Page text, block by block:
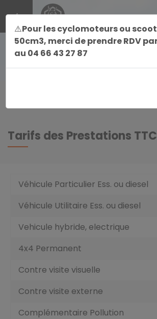
Tarifs des Prestations
Véhicule Particulier Ess. ou diesel
Véhicule Utilitaire Ess. ou diesel
Vehicule hybride, electrique
4x4 Permanent
Contre visite visuelle
Contre visite externe
Complémentaire Pollution
⚠️Pour les cyclomoteurs ou
50cm3, merci de prendre RDV
au 04 66 43 27 87